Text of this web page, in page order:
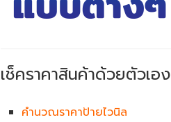
เช็คราคาสินค้าด้วยตัวเอง
คำนวณราคาป้ายไวนิล